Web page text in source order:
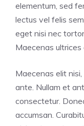
elementum, sed
lectus vel felis
eget nisi nec
Maecenas
Maecenas elit
ante. Nullam et
consectetur.
accumsan.